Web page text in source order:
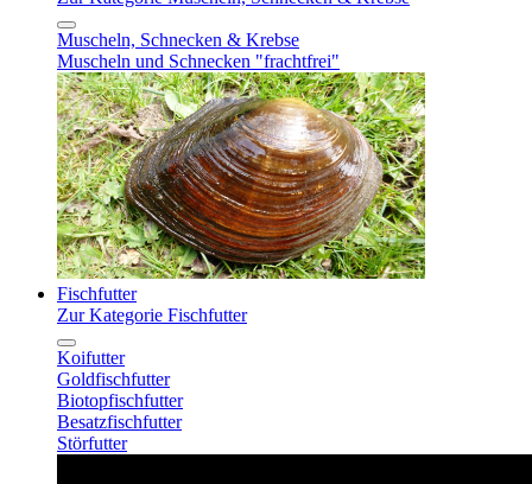
Muscheln, Schnecken & Krebse
Muscheln und Schnecken "frachtfrei"
Fischfutter
Zur Kategorie Fischfutter
Koifutter
Goldfischfutter
Biotopfischfutter
Besatzfischfutter
Störfutter